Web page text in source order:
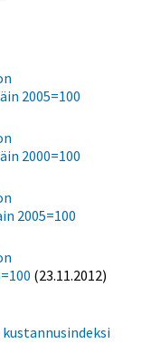
2005=100
2000=100
2005=100
(23.11.2012)